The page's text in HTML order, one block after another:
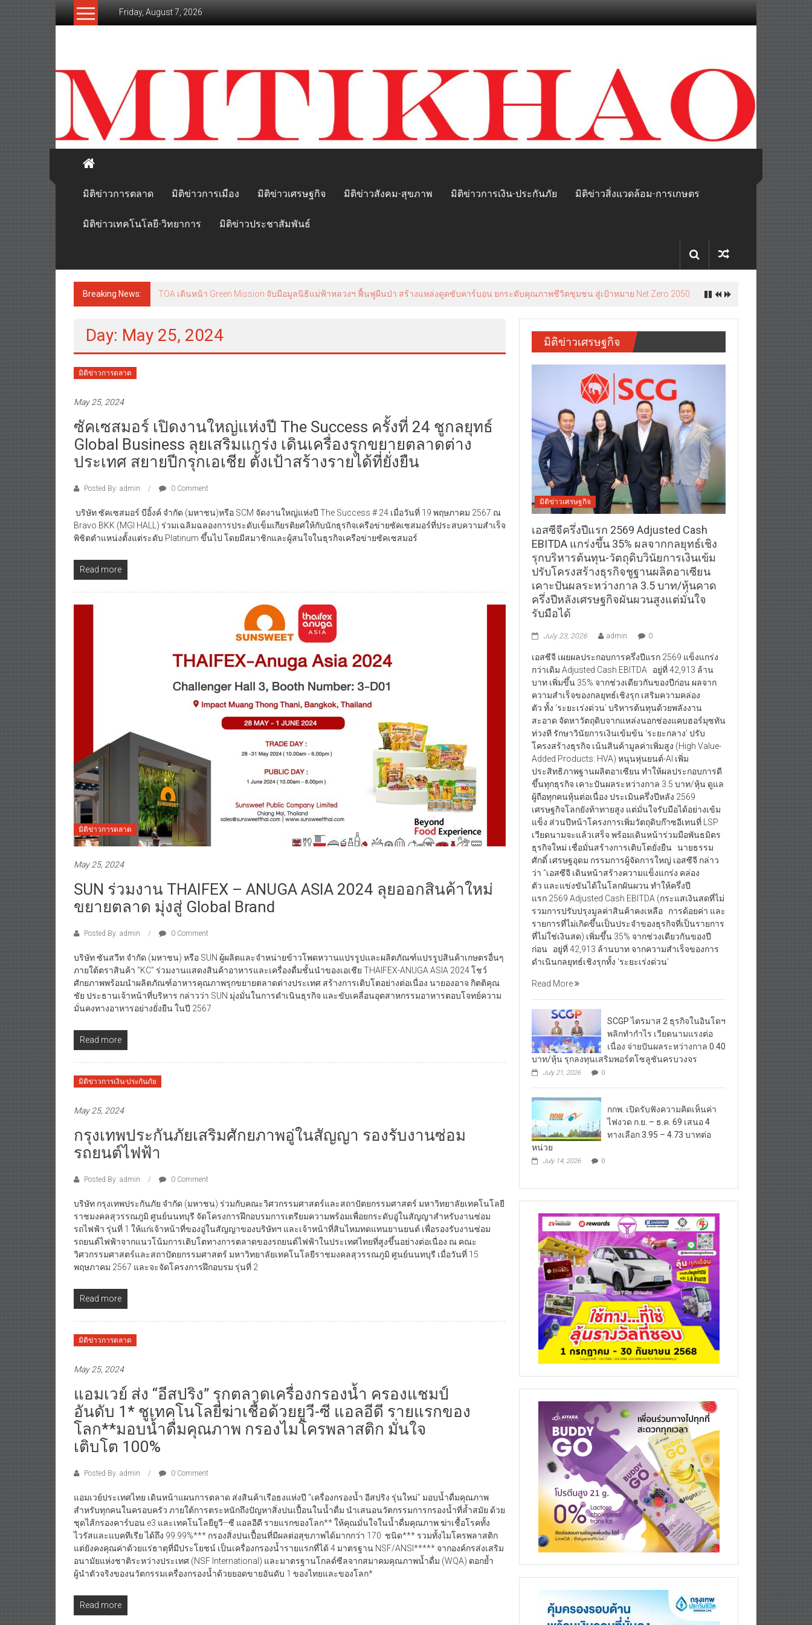
Friday, August 7, 2026
สะท้อน
ลึก
ทุก
เหลี่ยม
มุม
เศรษฐกิจ-
การเมือง-
สังคม
มิติข่าวการตลาด
มิติข่าวการเมือง มิติข่าวเศรษฐกิจ มิติข่าวสังคม-สุขภาพ มิติข่าวการเงิน-ประกันภัย มิติข่าวสิ่งแวดล้อม-การเกษตร
มิติข่าวเทคโนโลยี-วิทยาการ มิติข่าวประชาสัมพันธ์
Breaking News: TOA เดินหน้า Green Mission จับมือมูลนิธิแม่ฟ้าหลวงฯ ฟื้นฟูผืนป่า สร้างแหล่งดูดซับคาร์บอน ยกระดับคุณภาพชีวิตชุมชน สู่เป้าหมาย Net Zero 2050
Day: May 25, 2024
มิติข่าวการตลาด
May 25, 2024
ซัคเซสมอร์ เปิดงานใหญ่แห่งปี The Success ครั้งที่ 24 ชูกลยุทธ์
Global Business ลุยเสริมแกร่ง เดินเครื่องรุกขยายตลาดต่าง
ประเทศ สยายปีกรุกเอเชีย ตั้งเป้าสร้างรายได้ที่ยั่งยืน
Posted By: admin 0 Comment
บริษัท ซัคเซสมอร์ บีอิ้งค์ จำกัด (มหาชน)หรือ SCM จัดงานใหญ่แห่งปี The Success # 24 เมื่อวันที่ 19 พฤษภาคม 2567 ณ
Bravo BKK (MGI HALL) ร่วมเฉลิมฉลองการประดับเข็มเกียรติยศให้กับนักธุรกิจเครือข่ายซัคเซสมอร์ที่ประสบความสำเร็จ
พิชิตตำแหน่งตั้งแต่ระดับ Platinum ขึ้นไป โดยมีสมาชิกและผู้สนใจในธุรกิจเครือข่ายซัคเซสมอร์
Read more
มิติข่าวการตลาด
May 25, 2024
SUN ร่วมงาน THAIFEX – ANUGA ASIA 2024 ลุยออกสินค้าใหม่
ขยายตลาด มุ่งสู่ Global Brand
Posted By: admin 0 Comment
บริษัท ซันสวีท จำกัด (มหาชน) หรือ SUN ผู้ผลิตและจำหน่ายข้าวโพดหวานแปรรูปและผลิตภัณฑ์แปรรูปสินค้าเกษตรอื่นๆ
ภายใต้ตราสินค้า “KC” ร่วมงานแสดงสินค้าอาหารและเครื่องดื่มชั้นนำของเอเชีย THAIFEX-ANUGA ASIA 2024 โชว์
ศักยภาพพร้อมนำผลิตภัณฑ์อาหารคุณภาพรุกขยายตลาดต่างประเทศ สร้างการเติบโตอย่างต่อเนื่อง นายองอาจ กิตติคุณ
ชัย ประธานเจ้าหน้าที่บริหาร กล่าวว่า SUN มุ่งมั่นในการดำเนินธุรกิจ และขับเคลื่อนอุตสาหกรรมอาหารตอบโจทย์ความ
มั่นคงทางอาหารอย่างยั่งยืน ในปี 2567
Read more
มิติข่าวการเงิน-ประกันภัย
May 25, 2024
กรุงเทพประกันภัยเสริมศักยภาพอู่ในสัญญา รองรับงานซ่อม
รถยนต์ไฟฟ้า
Posted By: admin 0 Comment
บริษัท กรุงเทพประกันภัย จำกัด (มหาชน) ร่วมกับคณะวิศวกรรมศาสตร์และสถาปัตยกรรมศาสตร์ มหาวิทยาลัยเทคโนโลยี
ราชมงคลสุวรรณภูมิ ศูนย์นนทบุรี จัดโครงการฝึกอบรมการเตรียมความพร้อมเพื่อยกระดับอู่ในสัญญาสำหรับงานซ่อม
รถไฟฟ้า รุ่นที่ 1 ให้แก่เจ้าหน้าที่ของอู่ในสัญญาของบริษัทฯ และเจ้าหน้าที่สินไหมทดแทนยานยนต์ เพื่อรองรับงานซ่อม
รถยนต์ไฟฟ้าจากแนวโน้มการเติบโตทางการตลาดของรถยนต์ไฟฟ้าในประเทศไทยที่สูงขึ้นอย่างต่อเนื่อง ณ คณะ
วิศวกรรมศาสตร์และสถาปัตยกรรมศาสตร์ มหาวิทยาลัยเทคโนโลยีราชมงคลสุวรรณภูมิ ศูนย์นนทบุรี เมื่อวันที่ 15
พฤษภาคม 2567 และจะจัดโครงการฝึกอบรม รุ่นที่ 2
Read more
มิติข่าวการตลาด
May 25, 2024
แอมเวย์ ส่ง “อีสปริง” รุกตลาดเครื่องกรองน้ำ ครองแชมป์
อันดับ 1* ชูเทคโนโลยีฆ่าเชื้อด้วยยูวี-ซี แอลอีดี รายแรกของ
โลก**มอบน้ำดื่มคุณภาพ กรองไมโครพลาสติก มั่นใจ
เติบโต 100%
Posted By: admin 0 Comment
แอมเวย์ประเทศไทย เดินหน้าแผนการตลาด ส่งสินค้าเรือธงแห่งปี “เครื่องกรองน้ำ อีสปริง รุ่นใหม่” มอบน้ำดื่มคุณภาพ
สำหรับทุกคนในครอบครัว ภายใต้การตระหนักถึงปัญหาสิ่งปนเปื้อนในน้ำดื่ม นำเสนอนวัตกรรมการกรองน้ำที่ล้ำสมัย ด้วย
ชุดไส้กรองคาร์บอน e3 และเทคโนโลยียูวี–ซี แอลอีดี รายแรกของโลก** ให้คุณมั่นใจในน้ำดื่มคุณภาพ ฆ่าเชื้อโรคทั้ง
ไวรัสและแบคทีเรีย ได้ถึง 99.99%*** กรองสิ่งปนเปื้อนที่มีผลต่อสุขภาพได้มากกว่า 170 ชนิด*** รวมทั้งไมโครพลาสติก
แต่ยังคงคุณค่าด้วยแร่ธาตุที่มีประโยชน์ เป็นเครื่องกรองน้ำรายแรกที่ได้ 4 มาตรฐาน NSF/ANSI***** จากองค์กรส่งเสริม
อนามัยแห่งชาติระหว่างประเทศ (NSF International) และมาตรฐานโกลด์ซีลจากสมาคมคุณภาพน้ำดื่ม (WQA) ตอกย้ำ
ผู้นำตัวจริงของนวัตกรรมเครื่องกรองน้ำด้วยยอดขายอันดับ 1 ของไทยและของโลก*
Read more
มิติข่าวเศรษฐกิจ
มิติข่าวเศรษฐกิจ
เอสซีจีครึ่งปีแรก 2569 Adjusted Cash
EBITDA แกร่งขึ้น 35% ผลจากกลยุทธ์เชิง
รุกบริหารต้นทุน-วัตถุดิบวินัยการเงินเข้ม
ปรับโครงสร้างธุรกิจชูฐานผลิตอาเซียน
เคาะปันผลระหว่างกาล 3.5 บาท/หุ้นคาด
ครึ่งปีหลังเศรษฐกิจผันผวนสูงแต่มั่นใจ
รับมือได้
July 23, 2026 admin 0
เอสซีจี เผยผลประกอบการครึ่งปีแรก 2569 แข็งแกร่ง
กว่าเดิม Adjusted Cash EBITDA อยู่ที่ 42,913 ล้าน
บาท เพิ่มขึ้น 35% จากช่วงเดียวกันของปีก่อน ผลจาก
ความสำเร็จของกลยุทธ์เชิงรุก เสริมความคล่อง
ตัว ทั้ง ‘ระยะเร่งด่วน’ บริหารต้นทุนด้วยพลังงาน
สะอาด จัดหาวัตถุดิบจากแหล่งนอกช่องแคบฮอร์มุซทัน
ท่วงที รักษาวินัยการเงินเข้มข้น ‘ระยะกลาง’ ปรับ
โครงสร้างธุรกิจ เน้นสินค้ามูลค่าเพิ่มสูง (High Value-
Added Products: HVA) หนุนหุ่นยนต์-AI เพิ่ม
ประสิทธิภาพฐานผลิตอาเซียน ทำให้ผลประกอบการดี
ขึ้นทุกธุรกิจ เคาะปันผลระหว่างกาล 3.5 บาท/หุ้น ดูแล
ผู้ถือทุกคนหุ้นต่อเนื่อง ประเมินครึ่งปีหลัง 2569
เศรษฐกิจโลกยังท้าทายสูง แต่มั่นใจรับมือได้อย่างเข้ม
แข็ง ส่วนปีหน้าโครงการเพิ่มวัตถุดิบก๊าซอีเทนที่ LSP
เวียดนามจะแล้วเสร็จ พร้อมเดินหน้าร่วมมือพันธมิตร
ธุรกิจใหม่ เชื่อมั่นสร้างการเติบโตยั่งยืน นายธรรม
ศักดิ์ เศรษฐอุดม กรรมการผู้จัดการใหญ่ เอสซีจี กล่าว
ว่า “เอสซีจี เดินหน้าสร้างความแข็งแกร่ง คล่อง
ตัว และแข่งขันได้ในโลกผันผวน ทำให้ครึ่งปี
แรก 2569 Adjusted Cash EBITDA (กระแสเงินสดที่ไม่
รวมการปรับปรุงมูลค่าสินค้าคงเหลือ การด้อยค่า และ
รายการที่ไม่เกิดขึ้นเป็นประจำของธุรกิจที่เป็นรายการ
ที่ไม่ใช่เงินสด) เพิ่มขึ้น 35% จากช่วงเดียวกันของปี
ก่อน อยู่ที่ 42,913 ล้านบาท จากความสำเร็จของการ
ดำเนินกลยุทธ์เชิงรุกทั้ง ‘ระยะเร่งด่วน’
Read More
SCGP ไตรมาส 2 ธุรกิจในอินโดฯ
พลิกทำกำไร เวียดนามแรงต่อ
เนื่อง จ่ายปันผลระหว่างกาล 0.40
บาท/หุ้น รุกลงทุนเสริมพอร์ตโซลูชันครบวงจร
July 21, 2026 0
กกพ. เปิดรับฟังความคิดเห็นค่า
ไฟงวด ก.ย. – ธ.ค. 69 เสนอ 4
ทางเลือก 3.95 – 4.73 บาทต่อ
หน่วย
July 14, 2026 0